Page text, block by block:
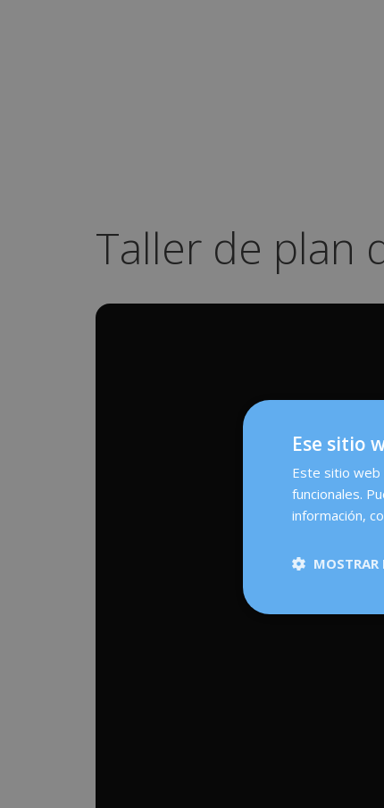
Taller de plan
Ese sitio
Este sitio web
funcionales.
información,
MOSTRAR